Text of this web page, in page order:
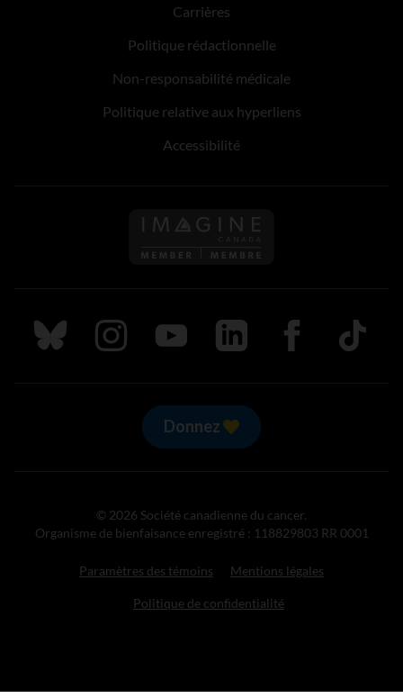
Carrières
Politique rédactionnelle
Non-responsabilité médicale
Politique relative aux hyperliens
Accessibilité
Suivez nous sur Bluesky
Suivez nous sur Instagram
Suivez nous sur Youtube
Suivez nous sur LinkedIn
Suivez nous sur
TikTok
Donnez
© 2026 Société canadienne du cancer.
Organisme de bienfaisance enregistré : 118829803 RR 0001
Paramètres des témoins Mentions légales
Politique de confidentialité